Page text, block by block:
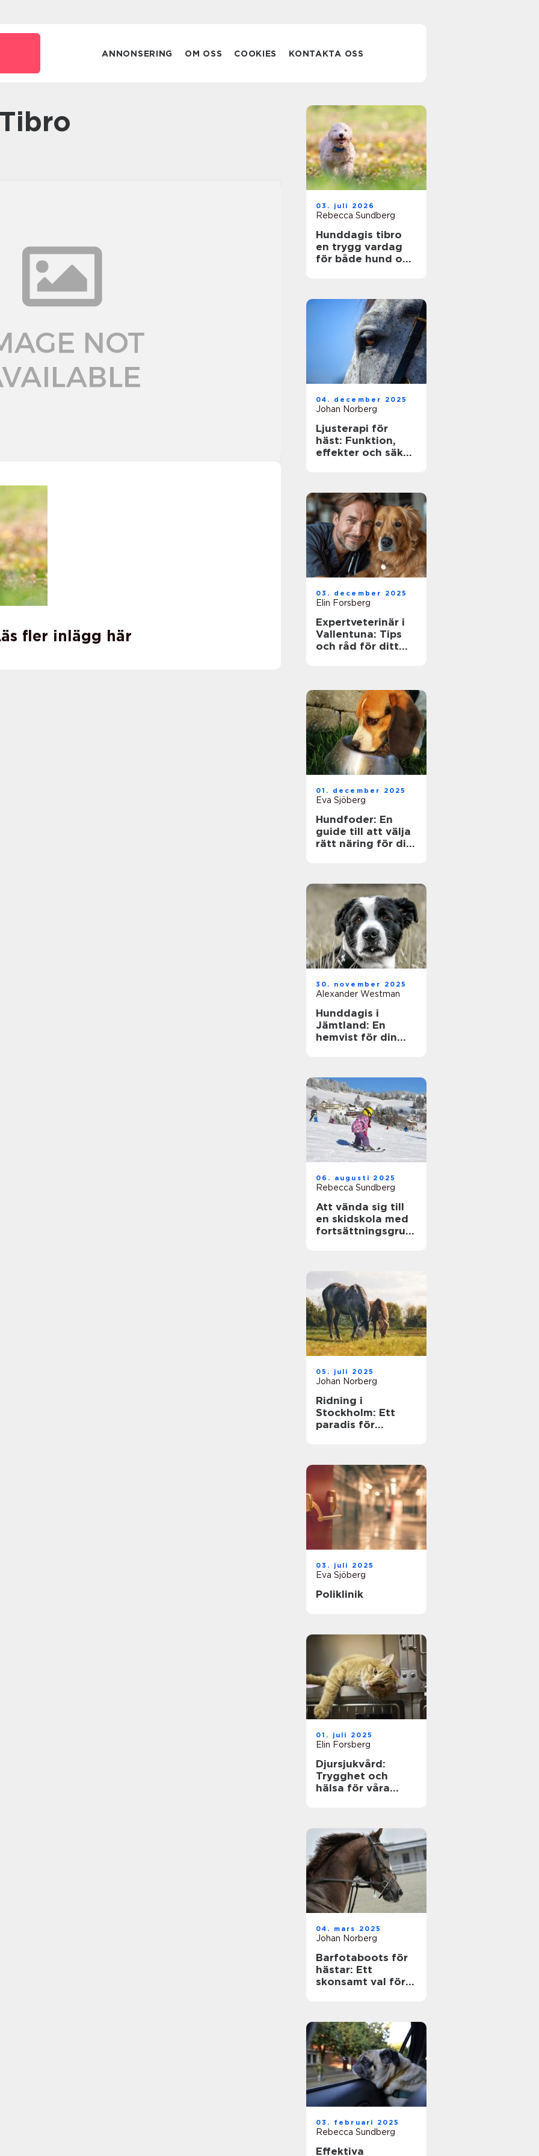
ANNONSERING OM OSS COOKIES KONTAKTA OSS
fler inlägg här
03. juli 2026
Rebecca Sundberg
Hunddagis tibro
en trygg vardag
för både hund och
04. december 2025
Johan Norberg
Ljusterapi för
häst: Funktion,
effekter och säker
03. december 2025
Elin Forsberg
Expertveterinär i
Vallentuna: Tips
och råd för ditt
01. december 2025
Eva Sjöberg
Hundfoder: En
guide till att välja
rätt näring för din
30. november 2025
Alexander Westman
Hunddagis i
Jämtland: En
hemvist för din
06. augusti 2025
Rebecca Sundberg
Att vända sig till
en skidskola med
fortsättningsgrup
05. juli 2025
Johan Norberg
Ridning i
Stockholm: Ett
paradis för
03. juli 2025
Eva Sjöberg
Poliklinik
01. juli 2025
Elin Forsberg
Djursjukvård:
Trygghet och
hälsa för våra
04. mars 2025
Johan Norberg
Barfotaboots för
hästar: Ett
skonsamt val för
03. februari 2025
Rebecca Sundberg
Effektiva